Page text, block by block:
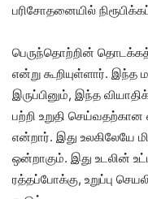
பரிசோதனையில்
பெருந்தொற்றின்
என்று கூறியுள்ளார்.
இருப்பினும், இந்த
பற்றி உறுதி
என்றார். இது உலகிலேயே
ஒன்றாகும். இது உடலின்
ரத்தப்போக்கு, உறுப்பு